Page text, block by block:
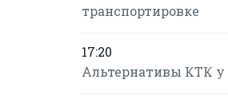
транспортировке
17:20
Альтернативы КТК у